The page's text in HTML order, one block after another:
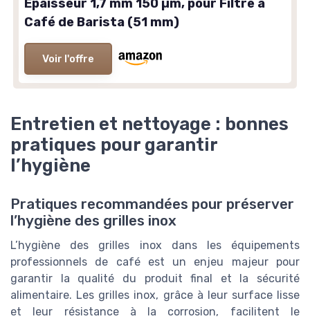
Épaisseur 1,7 mm 150 µm, pour Filtre à
Café de Barista (51 mm)
Voir l'offre
Entretien et nettoyage : bonnes
pratiques pour garantir
l’hygiène
Pratiques recommandées pour préserver
l’hygiène des grilles inox
L’hygiène des grilles inox dans les équipements
professionnels de café est un enjeu majeur pour
garantir la qualité du produit final et la sécurité
alimentaire. Les grilles inox, grâce à leur surface lisse
et leur résistance à la corrosion, facilitent le